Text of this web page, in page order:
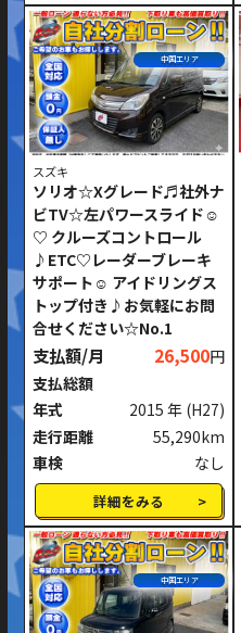
中国エリア
スズキ
ソリオ☆Xグレード♬社外ナ
ビTV☆左パワースライド☺
♡ クルーズコントロール
♪ETC♡レーダーブレーキ
サポート☺ アイドリングス
トップ付き♪お気軽にお問
合せください☆No.1
支払額/月 26,500円
支払総額
年式
2015 年 (H27)
走行距離
55,290km
車検
なし
詳細をみる
中国エリア